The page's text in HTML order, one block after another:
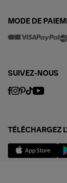
MODE DE
SUIVEZ-NOUS
TÉLÉCHARGEZ